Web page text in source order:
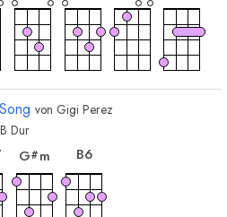
Em
akkord
Asus4
akkord
A7
akkord
von Gigi Perez
B Dur
akkord
G#m
B6